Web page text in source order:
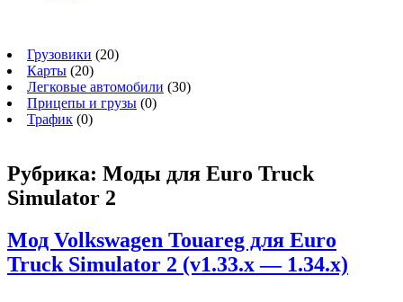
Грузовики (20)
Карты (20)
Легковые автомобили (30)
Прицепы и грузы (0)
Трафик (0)
Рубрика: Моды для Euro Truck
Simulator 2
Мод Volkswagen Touareg для Euro
Truck Simulator 2 (v1.33.x — 1.34.x)